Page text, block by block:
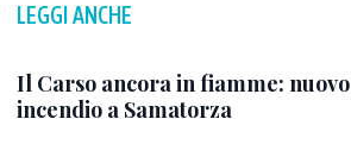
LEGGI ANCHE
Il Carso ancora in fiamme: nuovo
incendio a Samatorza